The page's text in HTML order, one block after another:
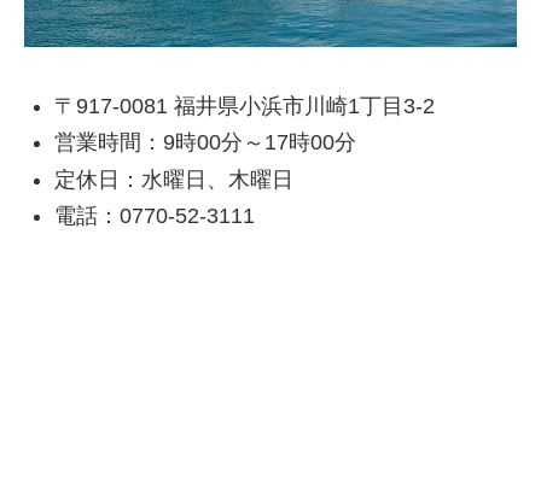
〒917-0081 福井県小浜市川崎1丁目3-2
営業時間：9時00分～17時00分
定休日：水曜日、木曜日
電話：0770-52-3111